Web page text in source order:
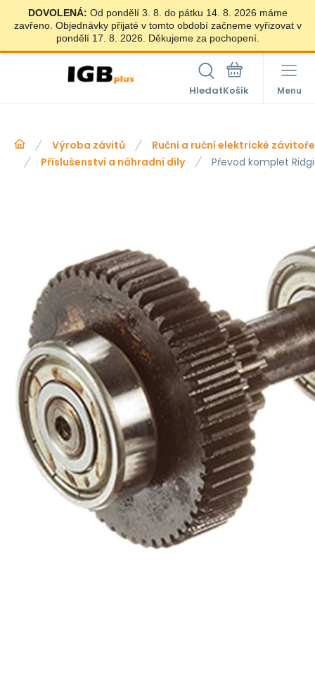
DOVOLENÁ: Od pondělí 3. 8. do pátku 14. 8. 2026 máme
zavřeno. Objednávky přijaté v tomto období začneme vyřizovat v
pondělí 17. 8. 2026. Děkujeme za pochopení.
Hledat Menu
Výroba závitů
Ruční a ruční elektrické
Příslušenství a náhradní díly
Převod komplet